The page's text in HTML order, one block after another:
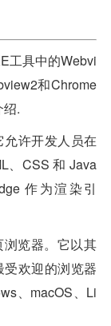
工具中的Webvi
和Chrome
.
许开发人员在
、CSS 和 Java
作为渲染引
览器。它以其
欢迎的浏览器
、macOS、Li